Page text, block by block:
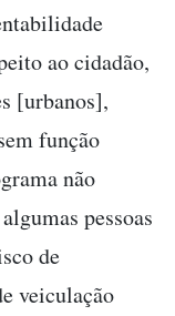
ao cidadão,
[urbanos],
função
não
pessoas
de
veiculação